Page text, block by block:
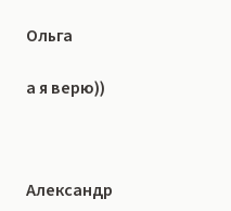
Ольга
а я верю))
Александр